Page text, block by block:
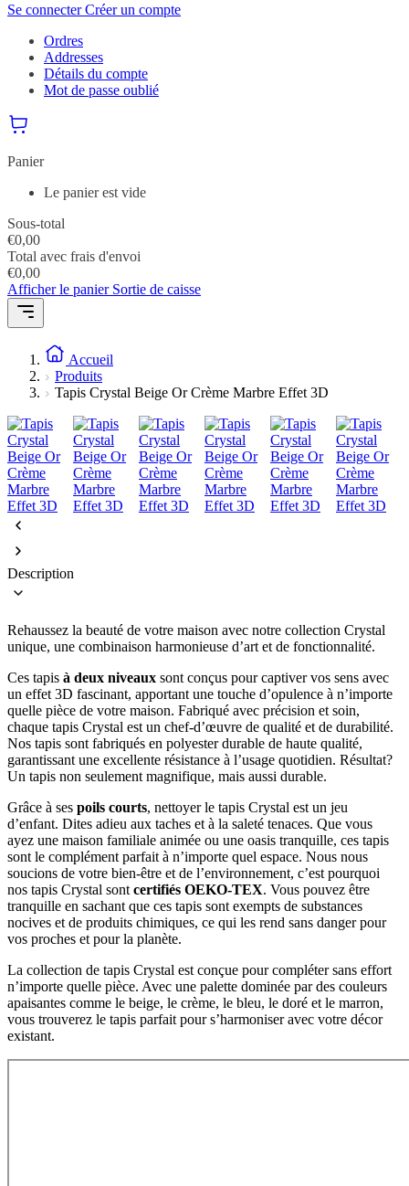
Se connecterCréer un compte
Ordres
Addresses
Détails du compte
Mot de passe oublié
Panier
Le panier est vide
Sous-total
€0,00
Total avec frais d'envoi
€0,00
Afficher le panier Sortie de caisse
Accueil
Produits
Tapis Crystal Beige Or Crème Marbre Effet 3D
Description
Rehaussez la beauté de votre maison avec notre collection Crystal
unique, une combinaison harmonieuse d’art et de fonctionnalité.
Ces tapis à deux niveaux sont conçus pour captiver vos sens avec
un effet 3D fascinant, apportant une touche d’opulence à n’importe
quelle pièce de votre maison. Fabriqué avec précision et soin,
chaque tapis Crystal est un chef-d’œuvre de qualité et de durabilité.
Nos tapis sont fabriqués en polyester durable de haute qualité,
garantissant une excellente résistance à l’usage quotidien. Résultat?
Un tapis non seulement magnifique, mais aussi durable.
Grâce à ses poils courts, nettoyer le tapis Crystal est un jeu
d’enfant. Dites adieu aux taches et à la saleté tenaces. Que vous
ayez une maison familiale animée ou une oasis tranquille, ces tapis
sont le complément parfait à n’importe quel espace. Nous nous
soucions de votre bien-être et de l’environnement, c’est pourquoi
nos tapis Crystal sont certifiés OEKO-TEX. Vous pouvez être
tranquille en sachant que ces tapis sont exempts de substances
nocives et de produits chimiques, ce qui les rend sans danger pour
vos proches et pour la planète.
La collection de tapis Crystal est conçue pour compléter sans effort
n’importe quelle pièce. Avec une palette dominée par des couleurs
apaisantes comme le beige, le crème, le bleu, le doré et le marron,
vous trouverez le tapis parfait pour s’harmoniser avec votre décor
existant.